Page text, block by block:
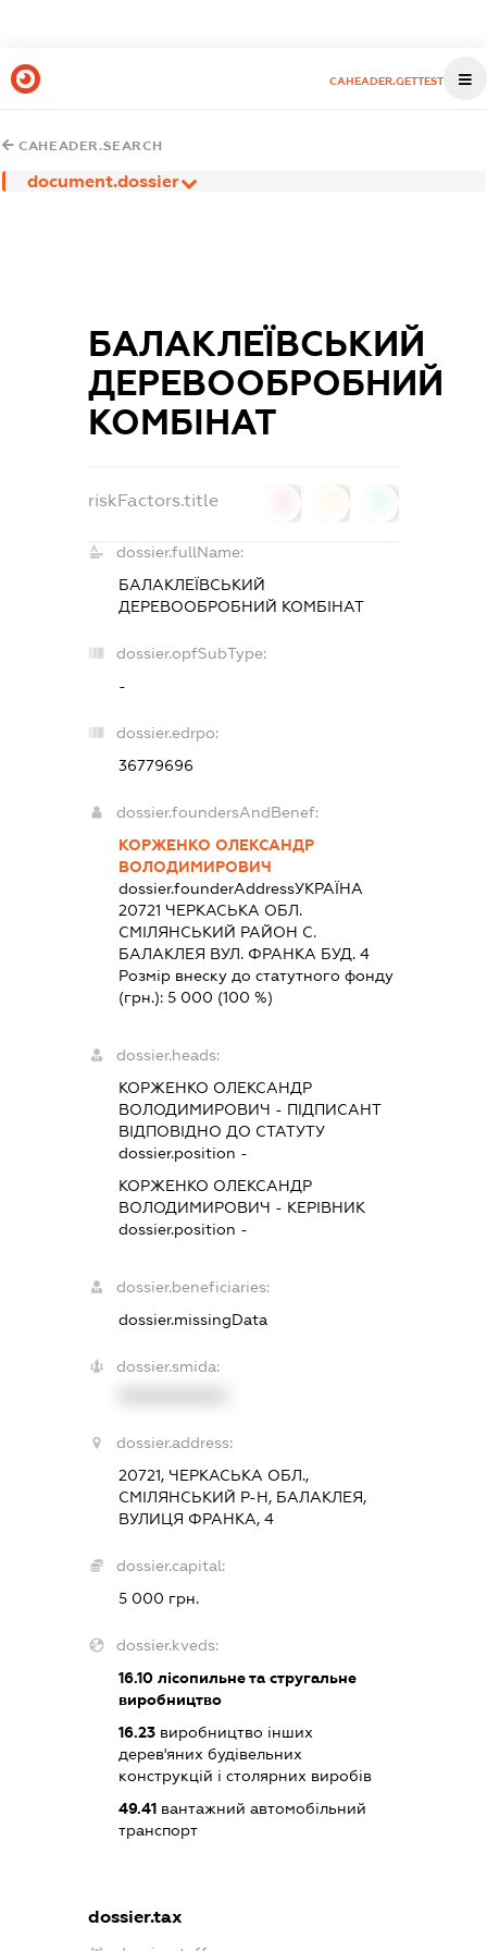
CAHEADER.GETTEST
CAHEADER.SEARCH
document.dossier
БАЛАКЛЕЇВСЬКИЙ
ДЕРЕВООБРОБНИЙ
КОМБІНАТ
riskFactors.title
dossier.fullName:
БАЛАКЛЕЇВСЬКИЙ
ДЕРЕВООБРОБНИЙ КОМБІНАТ
dossier.opfSubType:
-
dossier.edrpo:
36779696
dossier.foundersAndBenef:
КОРЖЕНКО ОЛЕКСАНДР
ВОЛОДИМИРОВИЧ
dossier.founderAddressУКРАЇНА
20721 ЧЕРКАСЬКА ОБЛ.
СМIЛЯНСЬКИЙ РАЙОН С.
БАЛАКЛЕЯ ВУЛ. ФРАНКА БУД. 4
Розмір внеску до статутного фонду
(грн.): 5 000 (100 %)
dossier.heads:
КОРЖЕНКО ОЛЕКСАНДР
ВОЛОДИМИРОВИЧ - ПІДПИСАНТ
ВІДПОВІДНО ДО СТАТУТУ
dossier.position -
КОРЖЕНКО ОЛЕКСАНДР
ВОЛОДИМИРОВИЧ - КЕРІВНИК
dossier.position -
dossier.beneficiaries:
dossier.missingData
dossier.smida:
dossier.address:
20721, ЧЕРКАСЬКА ОБЛ.,
СМІЛЯНСЬКИЙ Р-Н, БАЛАКЛЕЯ,
ВУЛИЦЯ ФРАНКА, 4
dossier.capital:
5 000 грн.
dossier.kveds:
16.10лісопильне та стругальне
виробництво
16.23виробництво інших
дерев'яних будівельних
конструкцій і столярних виробів
49.41вантажний автомобільний
транспорт
dossier.tax